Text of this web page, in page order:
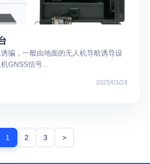
骗，一般由地面的无人机导航诱导设
GNSS信号...
2025/03/24
1 2 3 >